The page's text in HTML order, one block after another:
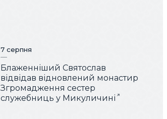
7 серпня
Блаженніший Святослав
відвідав відновлений монастир
Згромадження сестер
служебниць у Микуличині